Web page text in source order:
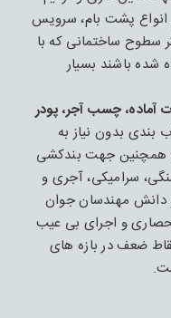
انواع پشت بام، سرویس
سطوح ساختمانی که با
باشند بسیار
آماده، چسب آجر، پودر
بدون نیاز به
همچنین جهت بندکشی
سرامیکی، آجری و
دانش مهندسان جوان
و اجرای بی عیب
ضعف در بازه های